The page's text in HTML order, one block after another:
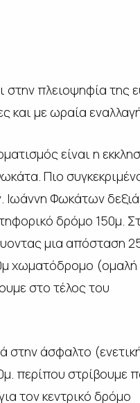
στην πλειοψηφία της
και με ωραία
είναι η
Πιο
Ιωάννη Φωκάτων δεξιά
δρόμο 150μ.
μια απόσταση
χωματόδρομο (ομαλή
στο τέλος του
στην άσφαλτο
περίπου στρίβουμε
τον κεντρικό δρόμο